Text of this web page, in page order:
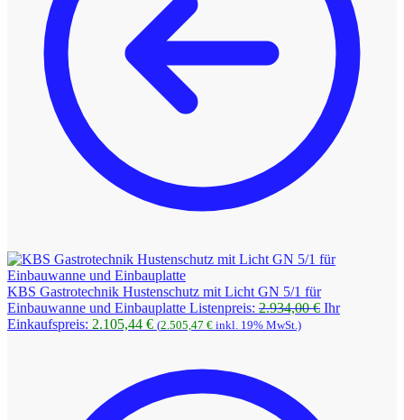
KBS Gastrotechnik Hustenschutz mit Licht GN 5/1 für
Einbauwanne und Einbauplatte Listenpreis: 2.934,00€ Ihr
Einkaufspreis: 2.105,44 €Aktueller
2.105,44 €.
(2.505,47 € inkl. 19% MwSt.)